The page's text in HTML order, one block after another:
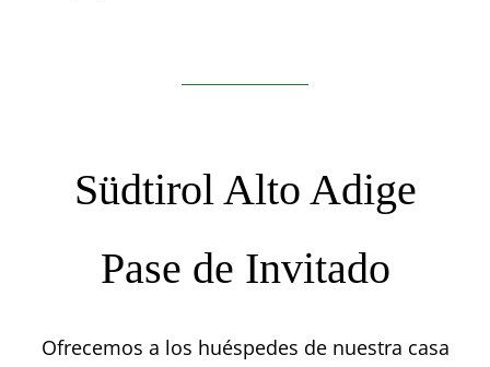
Südtirol Alto Adige
Pase de Invitado
Ofrecemos a los huéspedes de nuestra casa